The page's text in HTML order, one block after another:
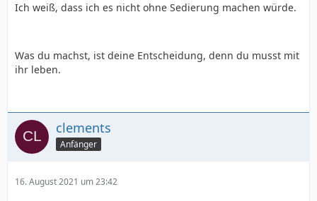
Ich weiß, dass ich es nicht ohne Sedierung machen würde.
Was du machst, ist deine Entscheidung, denn du musst mit
ihr leben.
clements
Anfänger
16. August 2021 um 23:42